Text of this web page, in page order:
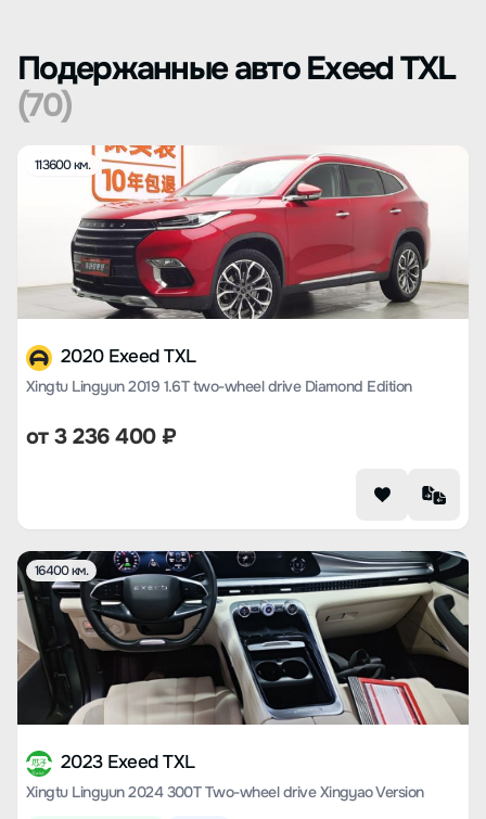
Подержанные авто Exeed TXL
(70)
113600 км.
2020 Exeed TXL
Xingtu Lingyun 2019 1.6T two-wheel drive Diamond Edition
от3 236 400₽
16400 км.
2023 Exeed TXL
Xingtu Lingyun 2024 300T Two-wheel drive Xingyao Version